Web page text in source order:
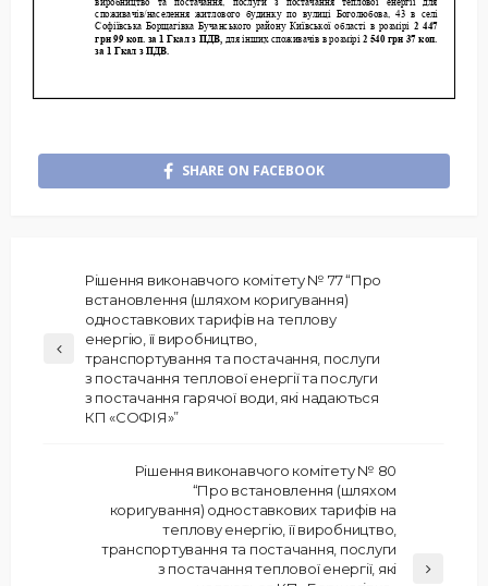
SHARE ON FACEBOOK
Рішення виконавчого комітету № 77 “Про
встановлення (шляхом коригування)
одноставкових тарифів на теплову
енергію, її виробництво,
транспортування та постачання, послуги
з постачання теплової енергії та послуги
з постачання гарячої води, які надаються
КП «СОФІЯ»”
Рішення виконавчого комітету № 80
“Про встановлення (шляхом
коригування) одноставкових тарифів на
теплову енергію, її виробництво,
транспортування та постачання, послуги
з постачання теплової енергії, які